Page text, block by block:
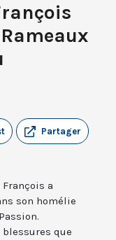
Partager
a
son homélie
blessures que